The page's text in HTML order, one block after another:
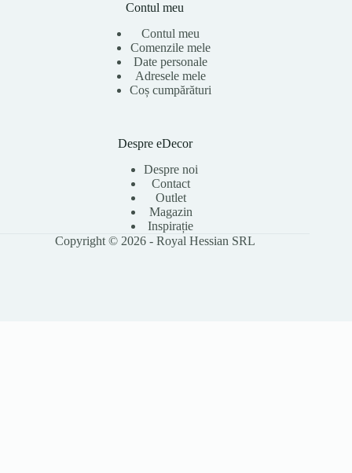
Contul meu
Contul meu
Comenzile mele
Date personale
Adresele mele
Coș cumpărături
Despre eDecor
Despre noi
Contact
Outlet
Magazin
Inspirație
Copyright © 2026 - Royal Hessian SRL